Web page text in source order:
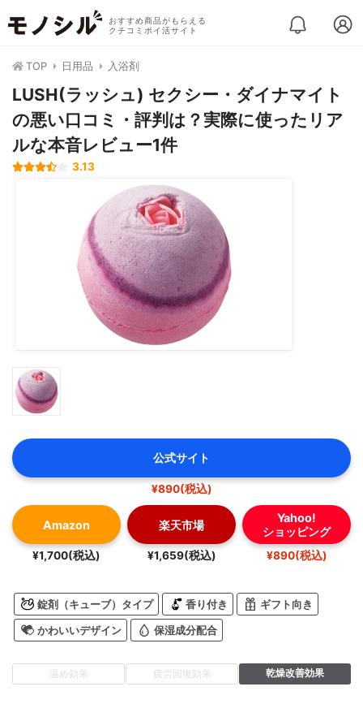
おすすめ商品がもらえる
クチコミポイ活サイト
TOP 日用品 入浴剤
LUSH(ラッシュ) セクシー・ダイナマイト
の悪い口コミ・評判は？実際に使ったリア
ルな本音レビュー1件
3.13
公式サイト
¥890(税込)
Amazon
¥1,700(税込)
楽天市場
¥1,659(税込)
Yahoo!
ショッピング
¥890(税込)
錠剤（キューブ）タイプ 香り付き ギフト向き
かわいいデザイン 保湿成分配合
温め効果 疲労回復効果 乾燥改善効果